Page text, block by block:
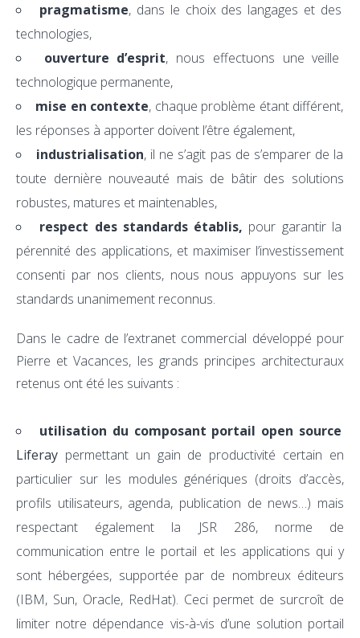
pragmatisme, dans le choix des langages et des
technologies,
ouverture d’esprit, nous effectuons une veille
technologique permanente,
mise en contexte, chaque problème étant différent,
les réponses à apporter doivent l’être également,
industrialisation, il ne s’agit pas de s’emparer de la
toute dernière nouveauté mais de bâtir des solutions
robustes, matures et maintenables,
respect des standards établis, pour garantir la
pérennité des applications, et maximiser l’investissement
consenti par nos clients, nous nous appuyons sur les
standards unanimement reconnus.
Dans le cadre de l’extranet commercial développé pour
Pierre et Vacances, les grands principes architecturaux
retenus ont été les suivants :
utilisation du composant portail open source
Liferay permettant un gain de productivité certain en
particulier sur les modules génériques (droits d’accès,
profils utilisateurs, agenda, publication de news…) mais
respectant également la JSR 286, norme de
communication entre le portail et les applications qui y
sont hébergées, supportée par de nombreux éditeurs
(IBM, Sun, Oracle, RedHat). Ceci permet de surcroît de
limiter notre dépendance vis-à-vis d’une solution portail